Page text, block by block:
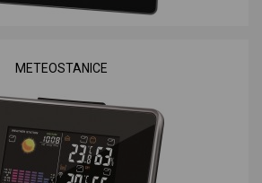
METEOSTANICE